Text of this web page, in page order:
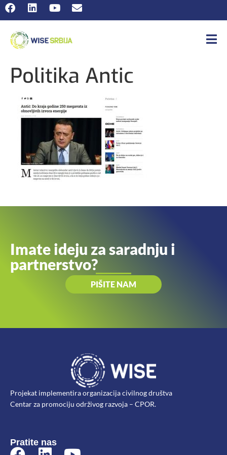
Politika Antic
Imate ideju za saradnju i
partnerstvo?
PIŠITE NAM
Projekat implementira organizacija civilnog društva
Centar za promociju održivog razvoja – CPOR.
Pratite nas